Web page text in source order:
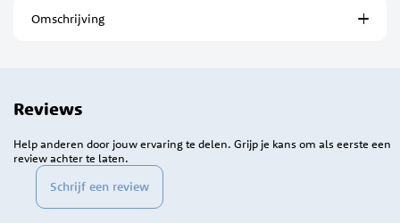
Omschrijving
Reviews
Schrijf een review
Help anderen door jouw ervaring te delen. Grijp je kans om als eerste een
review achter te laten.